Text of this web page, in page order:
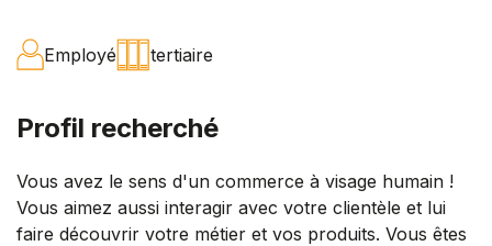
Employé tertiaire
Profil recherché
Vous avez le sens d'un commerce à visage humain !
Vous aimez aussi interagir avec votre clientèle et lui
faire découvrir votre métier et vos produits. Vous êtes